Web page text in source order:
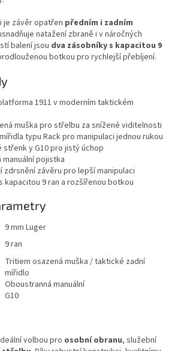
je závěr opatřen předním i zadním
natažení zbraně i v náročných
balení jsou dva zásobníky s kapacitou 9
botkou pro rychlejší přebíjení.
1911 v moderním taktickém
muška pro střelbu za snížené viditelnosti
typu Rack pro manipulaci jednou rukou
střenk y G10 pro jistý úchop
pojistka
zdrsnění závěru pro lepší manipulaci
kapacitou 9 ran a rozšířenou botkou
9 mm Luger
9 ran
Tritiem osazená muška / taktické zadní
mířidlo
Oboustranná manuální
G10
volbou pro osobní obranu, služební